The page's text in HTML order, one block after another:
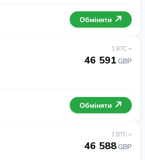
Обміняти
1 BTC =
46 591 GBP
Обміняти
1 BTC =
46 588GBP